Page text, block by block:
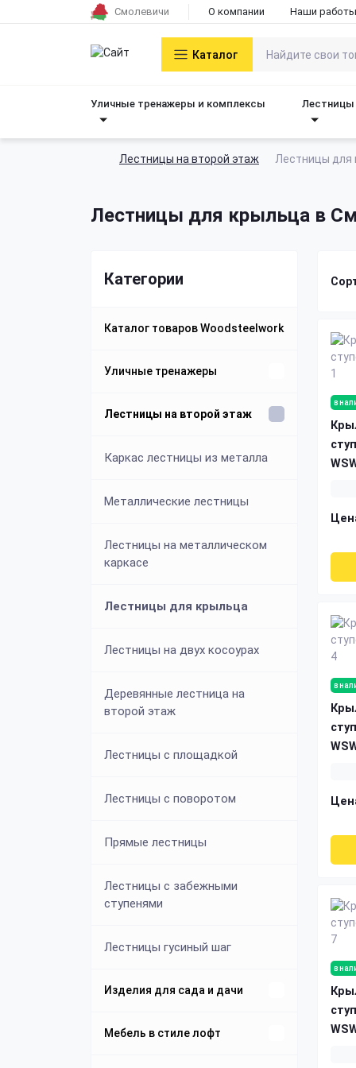
Смолевичи О компании Наши работы
Каталог
Уличные тренажеры и комплексы Лестницы
Лестницы на второй этаж Лестницы для
Лестницы для крыльца в
Категории
Каталог товаров Woodsteelwork
Уличные тренажеры
Уличные спортивные
Cтойка для приседаний
Стойки для хранения гантелей
Лестницы на второй этаж
Каркас лестницы из металла
Металлические лестницы
Лестницы на металлическом
каркасе
Лестницы для крыльца
Лестницы на двух косоурах
Деревянные лестница на
второй этаж
Лестницы с площадкой
Лестницы с поворотом
Прямые лестницы
Лестницы с забежными
ступенями
Лестницы гусиный шаг
Изделия для сада и дачи
Беседки из дерева и металла
Мебель в стиле лофт
в
в
в